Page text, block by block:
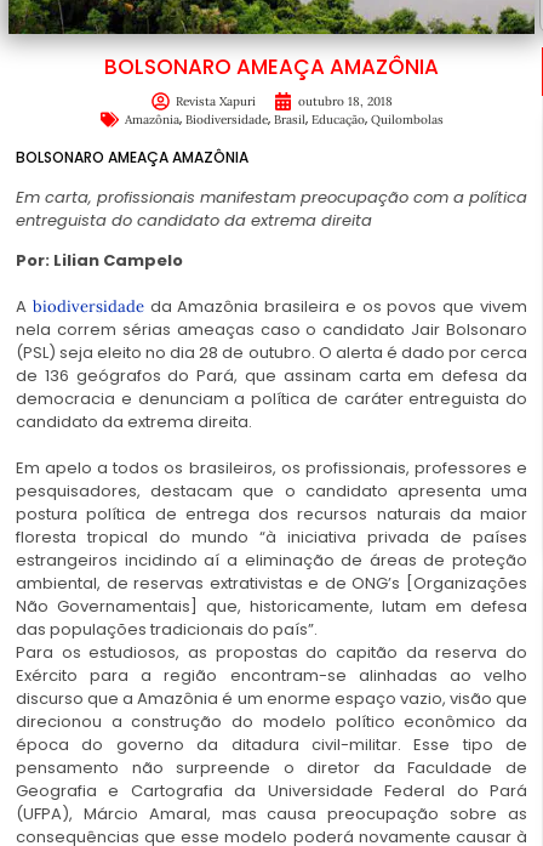
BOLSONARO AMEAÇA AMAZÔNIA
Revista Xapuri
outubro 18, 2018
Amazônia, Biodiversidade, Brasil, Educação, Quilombolas
BOLSONARO AMEAÇA AMAZÔNIA
Em carta, profissionais manifestam preocupação com a política
entreguista do candidato da extrema direita
Por: Lilian Campelo
A biodiversidadeda Amazônia brasileira e os povos que vivem
nela correm sérias ameaças caso o candidato Jair Bolsonaro
(PSL) seja eleito no dia 28 de outubro. O alerta é dado por cerca
de 136 geógrafos do Pará, que assinam carta em defesa da
democracia e denunciam a política de caráter entreguista do
candidato da extrema direita.
Em apelo a todos os brasileiros, os profissionais, professores e
pesquisadores, destacam que o candidato apresenta uma
postura política de entrega dos recursos naturais da maior
floresta tropical do mundo “à iniciativa privada de países
estrangeiros incidindo aí a eliminação de áreas de proteção
ambiental, de reservas extrativistas e de ONG’s [Organizações
Não Governamentais] que, historicamente, lutam em defesa
das populações tradicionais do país”.
Para os estudiosos, as propostas do capitão da reserva do
Exército para a região encontram-se alinhadas ao velho
discurso que a Amazônia é um enorme espaço vazio, visão que
direcionou a construção do modelo político econômico da
época do governo da ditadura civil-militar. Esse tipo de
pensamento não surpreende o diretor da Faculdade de
Geografia e Cartografia da Universidade Federal do Pará
(UFPA), Márcio Amaral, mas causa preocupação sobre as
consequências que esse modelo poderá novamente causar à